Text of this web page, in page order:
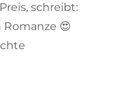
schreibt:
😍